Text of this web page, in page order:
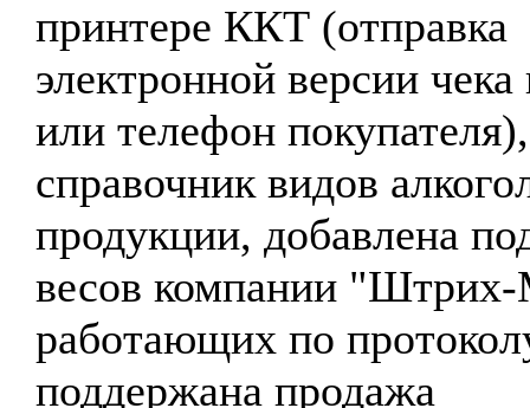
принтере ККТ (отправка
электронной версии
или телефон
справочник видов
продукции, добавлена
весов компании
работающих по
поддержана продажа